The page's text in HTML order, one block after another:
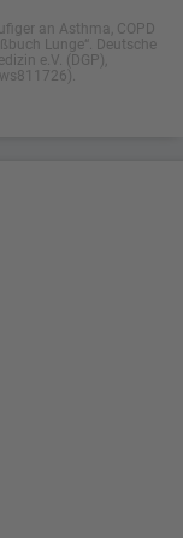
an Asthma, COPD
Lunge“. Deutsche
e.V. (DGP),